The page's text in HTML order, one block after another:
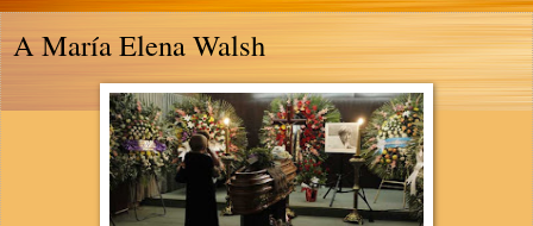
A María Elena Walsh